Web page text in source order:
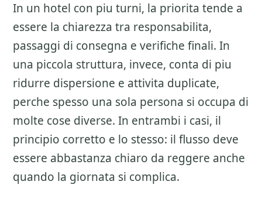
In un hotel con piu turni, la priorita tende a
essere la chiarezza tra responsabilita,
passaggi di consegna e verifiche finali. In
una piccola struttura, invece, conta di piu
ridurre dispersione e attivita duplicate,
perche spesso una sola persona si occupa di
molte cose diverse. In entrambi i casi, il
principio corretto e lo stesso: il flusso deve
essere abbastanza chiaro da reggere anche
quando la giornata si complica.